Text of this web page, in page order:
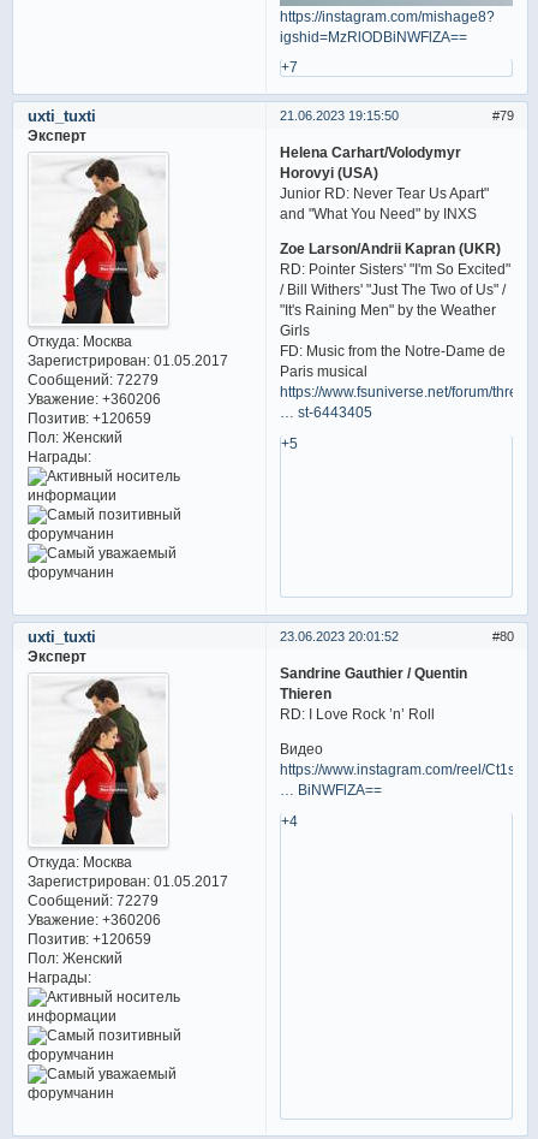
https://instagram.com/mishage8?
igshid=MzRlODBiNWFlZA==
+7
79
21.06.2023 19:15:50
uxti_tuxti
Эксперт
Откуда:Москва
Зарегистрирован: 01.05.2017
Сообщений:72279
Уважение: +360206
Позитив: +120659
Пол:Женский
Награды:
Helena Carhart/Volodymyr
Horovyi (USA)
Junior RD: Never Tear Us Apart"
and "What You Need" by INXS
Zoe Larson/Andrii Kapran (UKR)
RD: Pointer Sisters' "I'm So Excited"
/ Bill Withers' "Just The Two of Us" /
"It's Raining Men" by the Weather
Girls
FD: Music from the Notre-Dame de
Paris musical
https://www.fsuniverse.net/forum/thread
… st-6443405
+5
80
23.06.2023 20:01:52
uxti_tuxti
Эксперт
Откуда:Москва
Зарегистрирован: 01.05.2017
Сообщений:72279
Уважение: +360206
Позитив: +120659
Пол:Женский
Награды:
Sandrine Gauthier / Quentin
Thieren
RD: I Love Rock ’n’ Roll
Видео
https://www.instagram.com/reel/
… BiNWFlZA==
+4